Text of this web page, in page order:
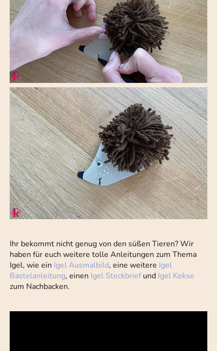
Ihr bekommt nicht genug von den süßen Tieren? Wir
haben für euch weitere tolle Anleitungen zum Thema
Igel, wie ein Igel Ausmalbild, eine weitere Igel
Bastelanleitung, einen Igel Steckbriefund Igel Kekse
zum Nachbacken.